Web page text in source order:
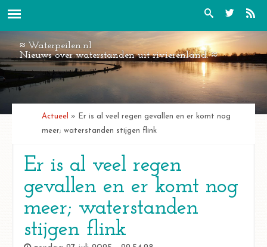
Overslaan en naar de inhoud gaan
Waterpeilen.nl
Nieuws over waterstanden uit rivierenland.
Panorama Maaseik.jpg
U bent hier
Actueel »
Er is al veel regen gevallen en er komt nog
meer; waterstanden stijgen flink
Er is al veel regen
gevallen en er komt nog
meer; waterstanden
stijgen flink
tweet